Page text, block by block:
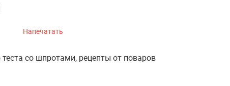
Напечатать